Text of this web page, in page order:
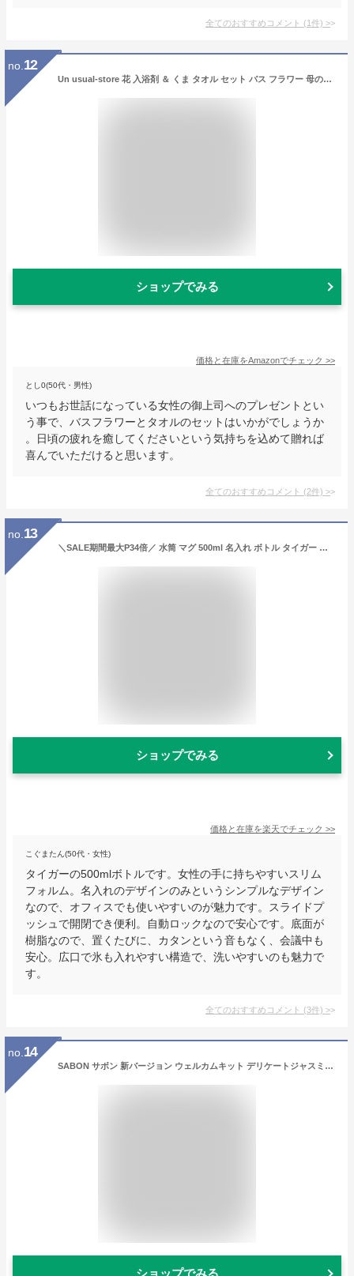
全てのおすすめコメント (1件) >
no. 12
Un usual-store 花 入浴剤 ＆ くま タオル セット バス フラワー 母の日 ギフト プレゼント 誕生日 バス フレグランス ミニローズ ソープフラワー 記念日 還暦祝い メッセージカード付
ショップでみる
価格と在庫をAmazonでチェック >>
とし0(50代・男性)
いつもお世話になっている女性の御上司へのプレゼントとい
う事で、バスフラワーとタオルのセットはいかがでしょうか
。日頃の疲れを癒してくださいという気持ちを込めて贈れば
喜んでいただけると思います。
全てのおすすめコメント (2件) >
no. 13
＼SALE期間最大P34倍／ 水筒 マグ 500ml 名入れ ボトル タイガー ステンレスミニボトル サハラマグ 0.50L 全6色 名前 おしゃれ オフィス 会社 大人 女性 マイボトル 軽い 保温 保冷 実用的 雑貨 かわいい お母さん お父さん ワンタッチ
ショップでみる
価格と在庫を楽天でチェック >>
こぐまたん(50代・女性)
タイガーの500mlボトルです。女性の手に持ちやすいスリム
フォルム。名入れのデザインのみというシンプルなデザイン
なので、オフィスでも使いやすいのが魅力です。スライドプ
ッシュで開閉でき便利。自動ロックなので安心です。底面が
樹脂なので、置くたびに、カタンという音もなく、会議中も
安心。広口で氷も入れやすい構造で、洗いやすいのも魅力で
す。
全てのおすすめコメント (3件) >
no. 14
SABON サボン 新バージョン ウェルカムキット デリケートジャスミン Delicate Jasmine ボディスクラブ シャワーオイル ボディミルク
ショップでみる